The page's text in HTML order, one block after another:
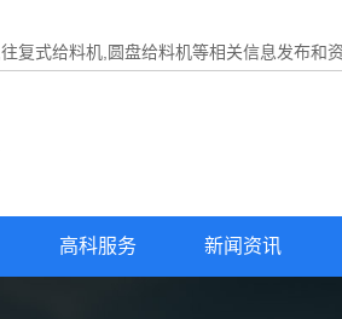
,往复式给料机,圆盘给料机等相关信息发布和
高科服务 新闻资讯